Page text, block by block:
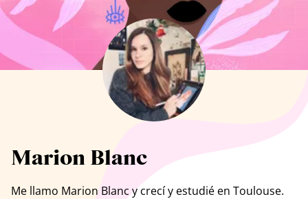
Ver todos los artistas
Marion Blanc
Me llamo Marion Blanc y crecí y estudié en Toulouse.